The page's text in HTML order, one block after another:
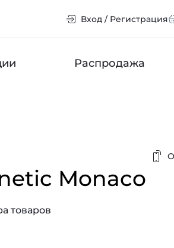
Вход / Регистрация
Распродажа
Monaco
товаров